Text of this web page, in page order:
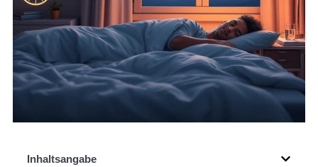
Inhaltsangabe